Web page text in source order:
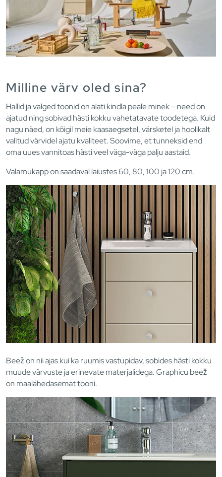
Milline värv oled sina?
Hallid ja valged toonid on alati kindla peale minek – need on
ajatud ning sobivad hästi kokku vahetatavate toodetega. Kuid
nagu näed, on kõigil meie kaasaegsetel, värsketel ja hoolikalt
valitud värvidel ajatu kvaliteet. Soovime, et tunneksid end
oma uues vannitoas hästi veel väga-väga palju aastaid.
Valamukapp on saadaval laiustes 60, 80, 100 ja 120 cm.
Beež on nii ajas kui ka ruumis vastupidav, sobides hästi kokku
muude värvuste ja erinevate materjalidega. Graphicu beež
on maalähedasemat tooni.